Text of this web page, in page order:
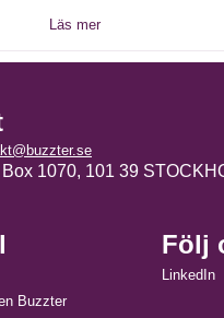
Läs mer
1070, 101 39
Buzzter
Följ
LinkedIn